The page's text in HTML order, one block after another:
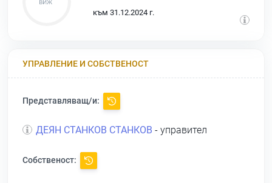
към 31.12.2024 г.
УПРАВЛЕНИЕ И СОБСТВЕНОСТ
Представляващ/и:
ДЕЯН СТАНКОВ СТАНКОВ - управител
Собственост: